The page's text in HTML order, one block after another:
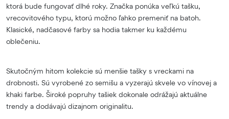
ktorá bude fungovať dlhé roky. Značka ponúka veľkú tašku,
vrecovitového typu, ktorú možno ľahko premeniť na batoh.
Klasické, nadčasové farby sa hodia takmer ku každému
oblečeniu.
Skutočným hitom kolekcie sú menšie tašky s vreckami na
drobnosti. Sú vyrobené zo semišu a vyzerajú skvele vo vínovej a
khaki farbe. Široké popruhy tašiek dokonale odrážajú aktuálne
trendy a dodávajú dizajnom originalitu.